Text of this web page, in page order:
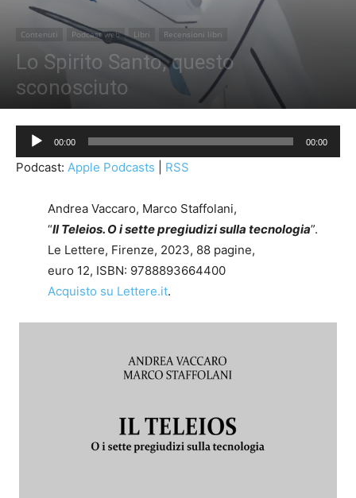
Contenuti Podcast web Libri Recensioni libri
Lo Spirito Santo, questo
sconosciuto
Di Marco Ricci - 23 Gennaio 2024 1374
Audio
Player
00:00 00:00
Podcast: Apple Podcasts RSS
Andrea Vaccaro, Marco Staffolani,
“Il Teleios. O i sette pregiudizi sulla tecnologia”.
Le Lettere, Firenze, 2023, 88 pagine,
euro 12, ISBN: 9788893664400
Acquisto su Lettere.it.